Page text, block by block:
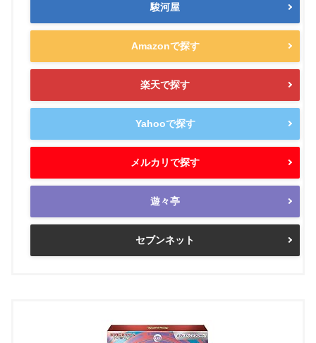
駿河屋
Amazonで探す
楽天で探す
Yahooで探す
メルカリで探す
遊々亭
セブンネット